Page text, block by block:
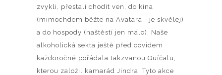
zvykli, přestali chodit ven, do kina
(mimochdem běžte na Avatara - je skvělej)
a do hospody (naštěstí jen málo). Naše
alkoholická sekta ještě před covidem
každoročně pořádala takzvanou Quíčalu,
kterou založil kamarád Jindra. Tyto akce